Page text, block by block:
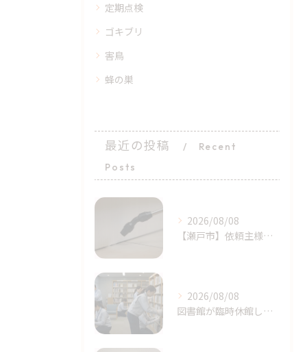
定期点検
ゴキブリ
害鳥
蜂の巣
最近の投稿
Recent
Posts
2026/08/08
​【瀬戸市】依頼主様の完璧に近い初期対応！シバンムシ駆除の「プロによる追加施工」｜天白区ライジング・サン
2026/08/08
図書館が臨時休館したトコジラミ問題とは？家庭でも注意｜天白区塩釜口